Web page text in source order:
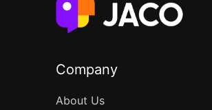
Company
About Us